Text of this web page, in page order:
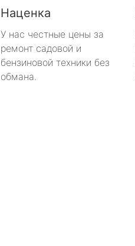
Наценка
У нас честные цены за
ремонт садовой и
бензиновой техники без
обмана.